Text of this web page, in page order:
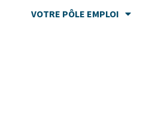
VOTRE PÔLE EMPLOI